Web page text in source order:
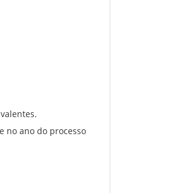
no ano do processo